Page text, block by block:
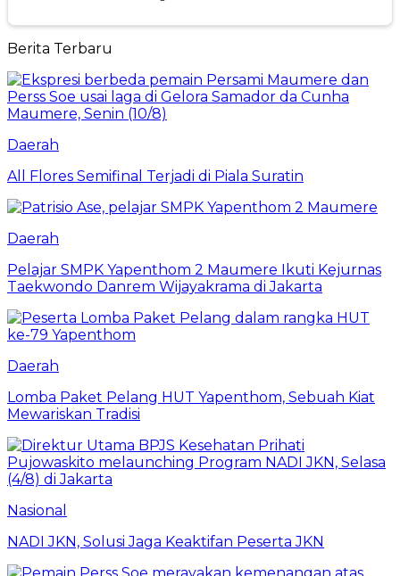
Berita Terbaru
Daerah
All Flores Semifinal Terjadi di Piala Suratin
Daerah
Pelajar SMPK Yapenthom 2 Maumere Ikuti Kejurnas
Taekwondo Danrem Wijayakrama di Jakarta
Daerah
Lomba Paket Pelang HUT Yapenthom, Sebuah Kiat
Mewariskan Tradisi
Nasional
NADI JKN, Solusi Jaga Keaktifan Peserta JKN